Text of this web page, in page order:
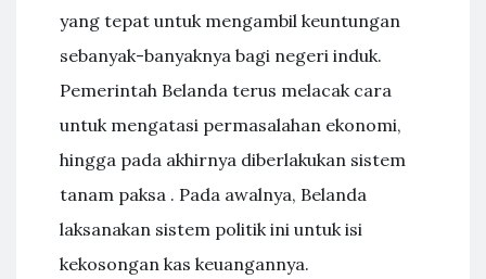
yang tepat untuk mengambil keuntungan
sebanyak-banyaknya bagi negeri induk.
Pemerintah Belanda terus melacak cara
untuk mengatasi permasalahan ekonomi,
hingga pada akhirnya diberlakukan sistem
tanam paksa . Pada awalnya, Belanda
laksanakan sistem politik ini untuk isi
kekosongan kas keuangannya.